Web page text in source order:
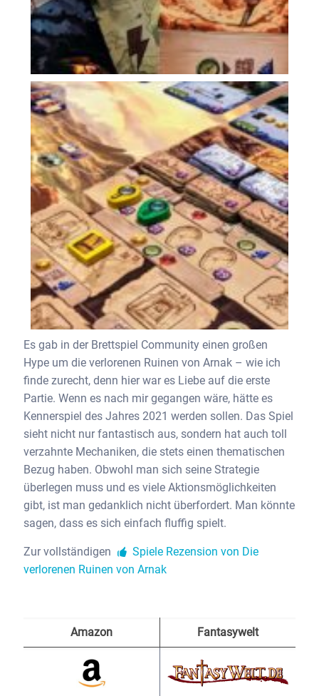
Es gab in der Brettspiel Community einen großen
Hype um die verlorenen Ruinen von Arnak – wie ich
finde zurecht, denn hier war es Liebe auf die erste
Partie. Wenn es nach mir gegangen wäre, hätte es
Kennerspiel des Jahres 2021 werden sollen. Das Spiel
sieht nicht nur fantastisch aus, sondern hat auch toll
verzahnte Mechaniken, die stets einen thematischen
Bezug haben. Obwohl man sich seine Strategie
überlegen muss und es viele Aktionsmöglichkeiten
gibt, ist man gedanklich nicht überfordert. Man könnte
sagen, dass es sich einfach fluffig spielt.
Zur vollständigen
Spiele Rezension von Die
verlorenen Ruinen von Arnak
Amazon Fantasywelt